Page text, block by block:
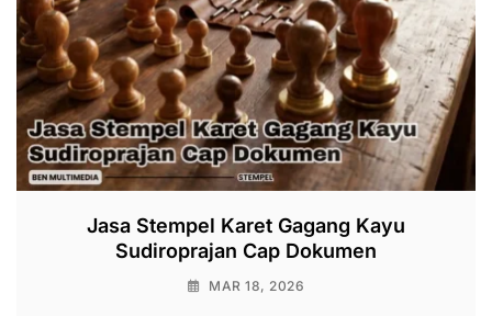
Jasa Stempel Karet Gagang Kayu
Sudiroprajan Cap Dokumen
MAR 18, 2026